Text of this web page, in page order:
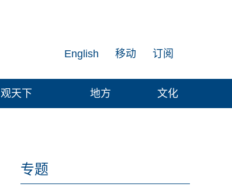
订阅
移动
English
观天下 地方 文化
专题